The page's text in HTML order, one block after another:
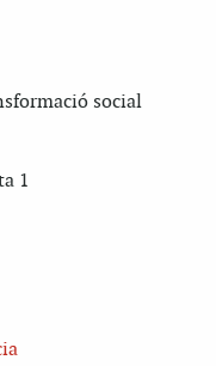
social
1